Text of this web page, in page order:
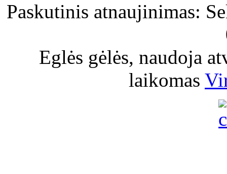
Paskutinis atnaujinimas:
Eglės gėlės, naudoja
laikomas